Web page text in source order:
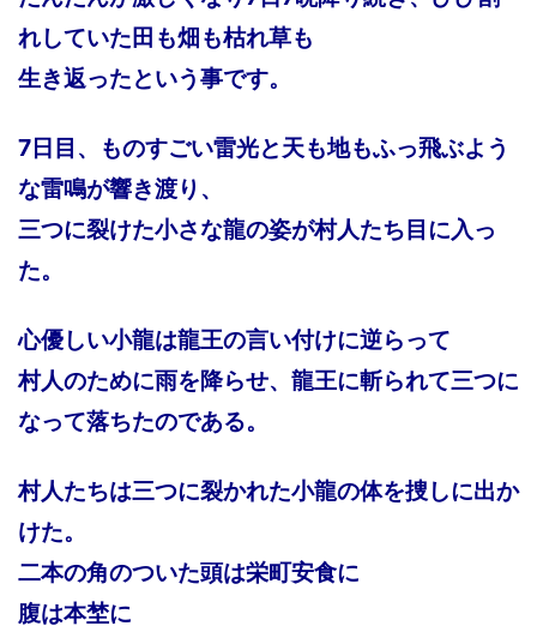
れしていた田も畑も枯れ草も
生き返ったという事です。
7日目、ものすごい雷光と天も地もふっ飛ぶよう
な雷鳴が響き渡り、
三つに裂けた小さな龍の姿が村人たち目に入っ
た。
心優しい小龍は龍王の言い付けに逆らって
村人のために雨を降らせ、龍王に斬られて三つに
なって落ちたのである。
村人たちは三つに裂かれた小龍の体を捜しに出か
けた。
二本の角のついた頭は栄町安食に
腹は本埜に